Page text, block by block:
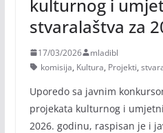
kulturnog i
stvaralaštva za
17/03/2026
mladibl
komisija, Kultura, Projekti,
Uporedo sa javnim
projekata kulturnog i
2026. godinu, raspisan je i